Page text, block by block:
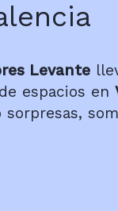
Levante
espacios en